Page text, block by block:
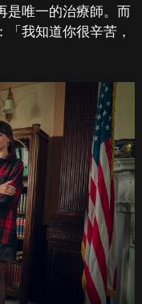
是唯一的治療師。而
我知道你很辛苦，